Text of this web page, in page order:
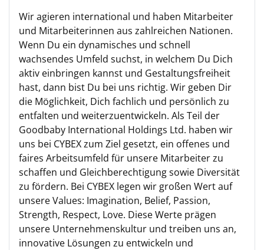
Wir agieren international und haben Mitarbeiter
und Mitarbeiterinnen aus zahlreichen Nationen.
Wenn Du ein dynamisches und schnell
wachsendes Umfeld suchst, in welchem Du Dich
aktiv einbringen kannst und Gestaltungsfreiheit
hast, dann bist Du bei uns richtig. Wir geben Dir
die Möglichkeit, Dich fachlich und persönlich zu
entfalten und weiterzuentwickeln. Als Teil der
Goodbaby International Holdings Ltd. haben wir
uns bei CYBEX zum Ziel gesetzt, ein offenes und
faires Arbeitsumfeld für unsere Mitarbeiter zu
schaffen und Gleichberechtigung sowie Diversität
zu fördern. Bei CYBEX legen wir großen Wert auf
unsere Values: Imagination, Belief, Passion,
Strength, Respect, Love. Diese Werte prägen
unsere Unternehmenskultur und treiben uns an,
innovative Lösungen zu entwickeln und